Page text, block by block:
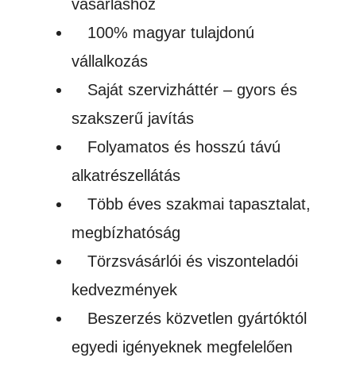
vásárláshoz
100% magyar tulajdonú
vállalkozás
Saját szervizháttér – gyors és
szakszerű javítás
Folyamatos és hosszú távú
alkatrészellátás
Több éves szakmai tapasztalat,
megbízhatóság
Törzsvásárlói és viszonteladói
kedvezmények
Beszerzés közvetlen gyártóktól
egyedi igényeknek megfelelően